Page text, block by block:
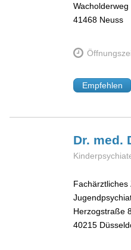
Wacholderweg
41468 Neuss
Empfehlen
Dr. med.
Herzogstraße
40215